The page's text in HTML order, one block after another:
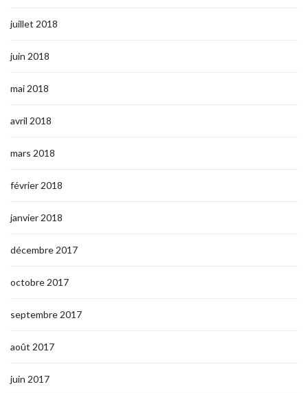
juillet 2018
juin 2018
mai 2018
avril 2018
mars 2018
février 2018
janvier 2018
décembre 2017
octobre 2017
septembre 2017
août 2017
juin 2017